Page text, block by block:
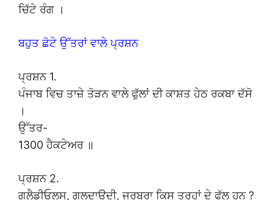
ਚਿੱਟੇ ਰੰਗ ।
ਬਹੁਤ ਛੋਟੇ ਉੱਤਰਾਂ ਵਾਲੇ ਪ੍ਰਸ਼ਨ
ਪ੍ਰਸ਼ਨ 1.
ਪੰਜਾਬ ਵਿਚ ਤਾਜ਼ੇ ਤੋੜਨ ਵਾਲੇ ਫੁੱਲਾਂ ਦੀ ਕਾਸ਼ਤ ਹੇਠ ਰਕਬਾ ਦੱਸੋ
।
ਉੱਤਰ-
1300 ਹੈਕਟੇਅਰ ॥
ਪ੍ਰਸ਼ਨ 2.
ਗਲੈਡੀਓਲਸ, ਗੁਲਦਾਉਦੀ, ਜਰਬਰਾ ਕਿਸ ਤਰ੍ਹਾਂ ਦੇ ਫੁੱਲ ਹਨ ?